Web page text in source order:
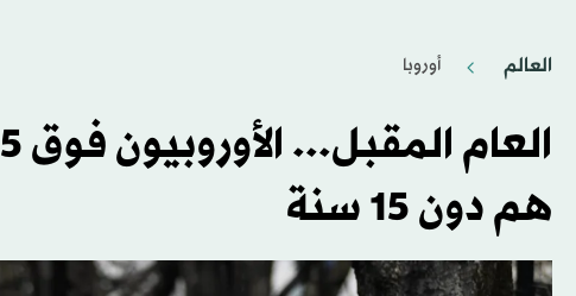
العالم أوروبا
هم دون 15 سنة